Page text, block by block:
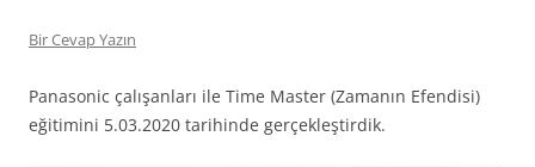
Bir Cevap Yazın
Panasonic çalışanları ile Time Master (Zamanın Efendisi)
eğitimini 5.03.2020 tarihinde gerçekleştirdik.